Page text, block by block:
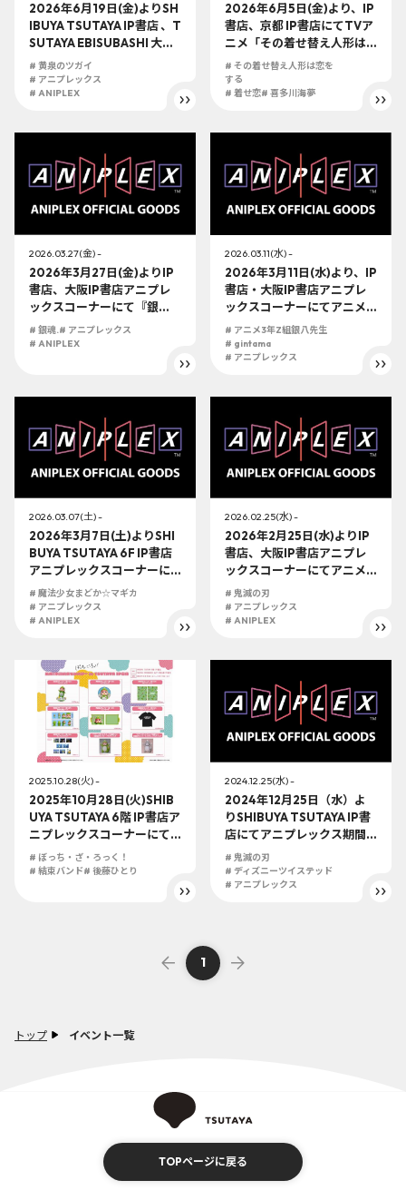
トップ イベント一覧
2026年6月19日(金)よりSH
IBUYA TSUTAYA IP書店 、T
SUTAYA EBISUBASHI 大阪 I
P書店、京都 IP書店の「アニ
プレックスオフィシャルス
トア」にてTVアニメ『黄泉
# 黄泉のツガイ
# アニプレックス
# ANIPLEX
2026年6月5日(金)より、IP
書店、京都 IP書店にてTVア
ニメ「その着せ替え人形は
恋をする」Season 2より、
喜多川海夢 ハロウィンバニ
ーVer. ノンスケールフィギ
# その着せ替え人形は恋を
する
# 着せ恋# 喜多川海夢
2026.03.27(金) -
2026年3月27日(金)よりIP
書店、大阪IP書店アニプレ
ックスコーナーにて『銀
魂.』の展開が決定！！
# 銀魂.# アニプレックス
# ANIPLEX
2026.03.11(水) -
2026年3月11日(水)より、IP
書店・大阪IP書店アニプレ
ックスコーナーにてアニメ
『3年Z組銀八先生』の展開
が決定！！
# アニメ3年Z組銀八先生
# gintama
# アニプレックス
2026.03.07(土) -
2026年3月7日(土)よりSHI
BUYA TSUTAYA 6F IP書店
アニプレックスコーナーに
て『劇場版 魔法少女まどか
☆マギカ[新編]叛逆の物語』
の展開が決定！！
# 魔法少女まどか☆マギカ
# アニプレックス
# ANIPLEX
2026.02.25(水) -
2026年2月25日(水)よりIP
書店、大阪IP書店アニプレ
ックスコーナーにてアニメ
「鬼滅の刃」の展開が決
定！！
# 鬼滅の刃
# アニプレックス
# ANIPLEX
2025.10.28(火) -
2025年10月28日(火)SHIB
UYA TSUTAYA 6階 IP書店ア
ニプレックスコーナーにて
アニメ「ぼっち・ざ・ろっ
く！」グッズの展開が決
# ぼっち・ざ・ろっく！
# 結束バンド# 後藤ひとり
2024.12.25(水) -
2024年12月25日（水）よ
りSHIBUYA TSUTAYA IP書
店にてアニプレックス期間
限定コーナーが登場！！
『アニメ「鬼滅の刃」』
『ディズニー ツイステッド
# 鬼滅の刃
# ディズニーツイステッド
# アニプレックス
1
TOPページに戻る